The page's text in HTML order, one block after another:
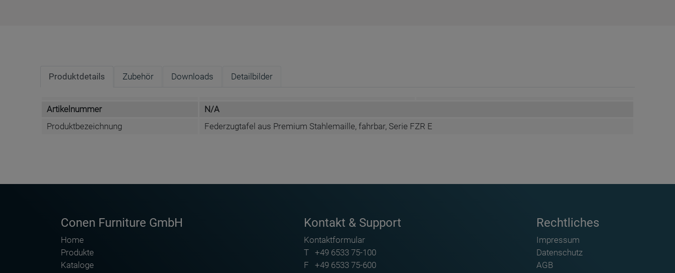
Produktdetails Zubehör Downloads Detailbilder
Artikelnummer
N/A
Produktbezeichnung
Federzugtafel aus Premium Stahlemaille, fahrbar, Serie FZR E
Conen Furniture GmbH
Home
Produkte
Kataloge
Kontakt & Support
Kontaktformular
T+49 6533 75-100
F+49 6533 75-600
Rechtliches
Impressum
Datenschutz
AGB